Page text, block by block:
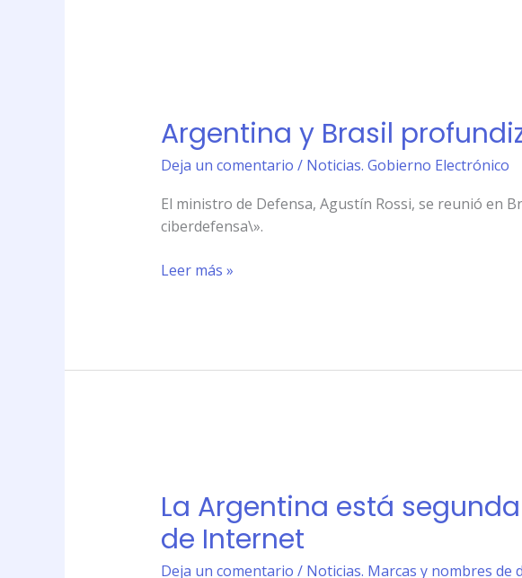
Argentina y Brasil
Deja un comentario / Noticias. Gobierno Electrónico
El ministro de Defensa, Agustín Rossi, se reunió en
ciberdefensa\».
Brasil
profundizan
estrategias
en
\»ciberdefensa\»
Leer más »
La Argentina está
de Internet
Deja un comentario / Noticias. Marcas y nombres de
está
segunda
en
la